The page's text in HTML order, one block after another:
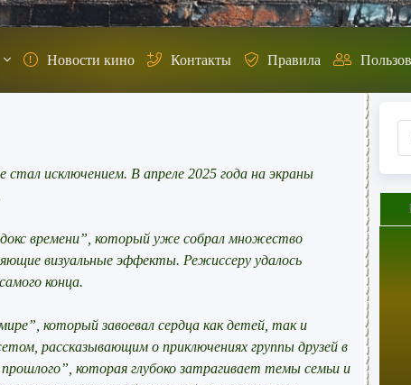
Новости кино Контакты Правила
исключением. В апреле 2025 года на экраны
времени”, который уже собрал множество
визуальные эффекты. Режиссеру удалось
конца.
который завоевал сердца как детей, так и
рассказывающим о приключениях группы друзей в
которая глубоко затрагивает темы семьи и